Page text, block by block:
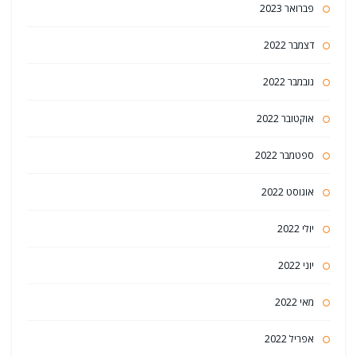
פברואר 2023
דצמבר 2022
נובמבר 2022
אוקטובר 2022
ספטמבר 2022
אוגוסט 2022
יולי 2022
יוני 2022
מאי 2022
אפריל 2022